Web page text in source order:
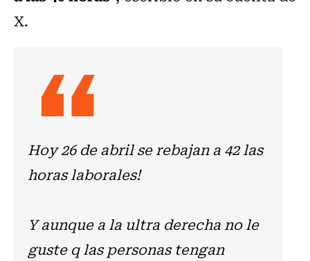
X.
Hoy 26 de abril se rebajan a 42 las
horas laborales!
Y aunque a la ultra derecha no le
guste q las personas tengan